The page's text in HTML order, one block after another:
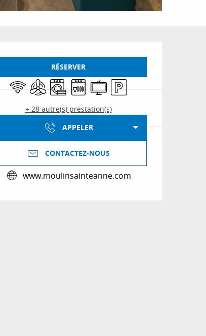
et
RÉSERVER
WiFi Air conditionné
Lave lingeLave vaisselle
Télévision
Parking
+ 28 autre(s) prestation(s)
APPELER
CONTACTEZ-NOUS
www.moulinsainteanne.com